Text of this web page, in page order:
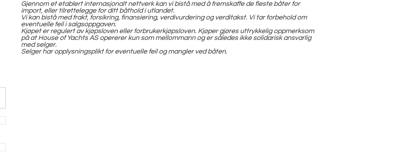
Gjennom et etablert internasjonalt nettverk kan vi bistå med å fremskaffe de fleste båter for
import, eller tilrettelegge for ditt båthold i utlandet.
Vi kan bistå med frakt, forsikring, finansiering, verdivurdering og verditakst. Vi tar forbehold om
eventuelle feil i salgsoppgaven.
Kjøpet er regulert av kjøpsloven eller forbrukerkjøpsloven. Kjøper gjøres uttrykkelig oppmerksom
på at House of Yachts AS opererer kun som mellommann og er således ikke solidarisk ansvarlig
med selger.
Selger har opplysningsplikt for eventuelle feil og mangler ved båten.